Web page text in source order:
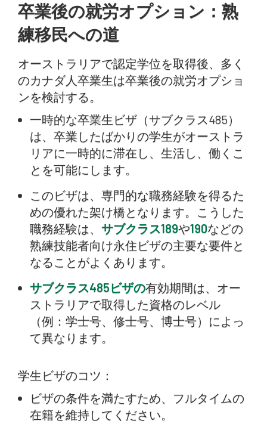
卒業後の就労オプション：熟
練移民への道
オーストラリアで認定学位を取得後、多く
のカナダ人卒業生は卒業後の就労オプショ
ンを検討する。
一時的な卒業生ビザ（サブクラス485）
は、卒業したばかりの学生がオーストラ
リアに一時的に滞在し、生活し、働くこ
とを可能にします。
このビザは、専門的な職務経験を得るた
めの優れた架け橋となります。こうした
職務経験は、 サブクラス189や190などの
熟練技能者向け永住ビザの主要な要件と
なることがよくあります。
サブクラス485ビザの有効期間は、オー
ストラリアで取得した資格のレベル
（例：学士号、修士号、博士号）によっ
て異なります。
学生ビザのコツ：
ビザの条件を満たすため、フルタイムの
在籍を維持してください。